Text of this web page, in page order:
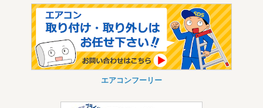
エアコンフーリー